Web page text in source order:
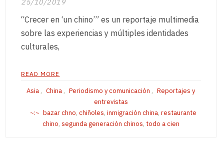
25/10/2019
“Crecer en ‘un chino’” es un reportaje multimedia
sobre las experiencias y múltiples identidades
culturales,
READ MORE
Asia , China , Periodismo y comunicación , Reportajes y
entrevistas
bazar chno,chiñoles,inmigración china,restaurante
chino, segunda generación chinos, todo a cien